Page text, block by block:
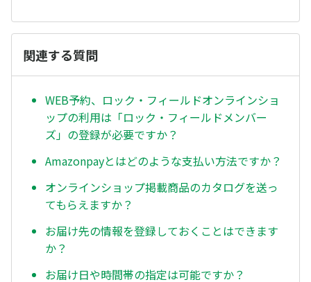
関連する質問
WEB予約、ロック・フィールドオンラインショ
ップの利用は「ロック・フィールドメンバー
ズ」の登録が必要ですか？
Amazonpayとはどのような支払い方法ですか？
オンラインショップ掲載商品のカタログを送っ
てもらえますか？
お届け先の情報を登録しておくことはできます
か？
お届け日や時間帯の指定は可能ですか？